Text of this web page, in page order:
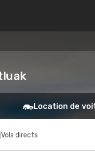
Location de
Vols directs